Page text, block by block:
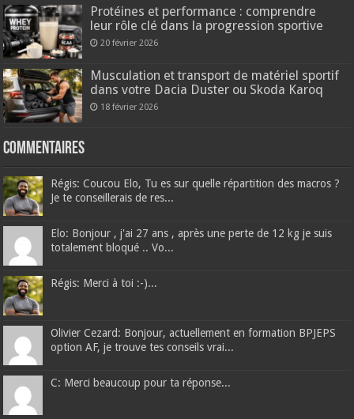
Protéines et performance : comprendre
leur rôle clé dans la progression sportive
20 février 2026
Musculation et transport de matériel sportif
dans votre Dacia Duster ou Skoda Karoq
18 février 2026
Commentaires
Régis: Coucou Elo, Tu es sur quelle répartition des macros ?
Je te conseillerais de res...
Elo: Bonjour , j'ai 27 ans , après une perte de 12 kg je suis
totalement bloqué .. Vo...
Régis: Merci à toi :-)...
Olivier Cezard: Bonjour, actuellement en formation BPJEPS
option AF, je trouve tes conseils vrai...
C: Merci beaucoup pour ta réponse...